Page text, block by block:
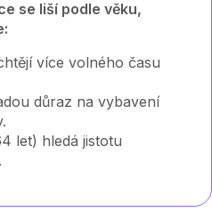
se liší podle věku,
více volného času
důraz na vybavení
let) hledá jistotu